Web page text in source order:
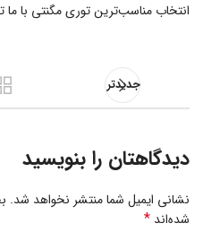
انتخاب مناسب‌ترین توری مگنتی با ما
جدیدتر
دیدگاهتان را بنویسید
نشانی ایمیل شما منتشر نخواهد شد.
شده‌اند *